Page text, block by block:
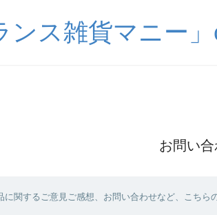
ンス雑貨マニー
お問い
に関するご意見ご感想、お問い合わせなど、こちら